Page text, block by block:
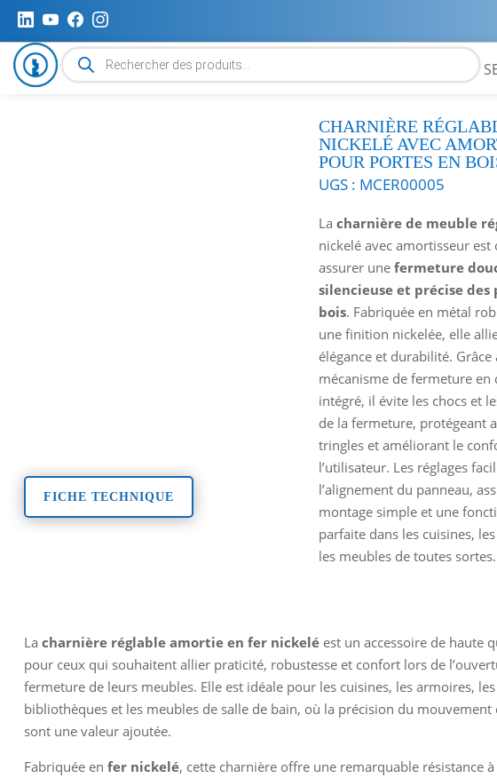
Recherche
de
produits
FICHE TECHNIQUE
CHARNIÈRE
NICKELÉ AVEC
POUR PORTES EN
UGS : MCER00005
Lacharnière de meuble
nickelé avec amortisseur est
assurer unefermeture
silencieuse et précise des
bois. Fabriquée en métal
une finition nickelée, elle
élégance et durabilité. Grâce
mécanisme de fermeture en
intégré, il évite les chocs et
de la fermeture, protégeant
tringles et améliorant le
l’utilisateur. Les réglages
l’alignement du panneau,
montage simple et une
parfaite dans les cuisines,
les meubles de toutes sortes.
La charnière réglable amortie en fer nickeléest un accessoire de haute
pour ceux qui souhaitent allier praticité, robustesse et confort lors de
fermeture de leurs meubles. Elle est idéale pour les cuisines, les armoires, les
bibliothèques et les meubles de salle de bain, où la précision du mouvement
sont une valeur ajoutée.
Fabriquée en fer nickelé, cette charnière offre une remarquable résistance à